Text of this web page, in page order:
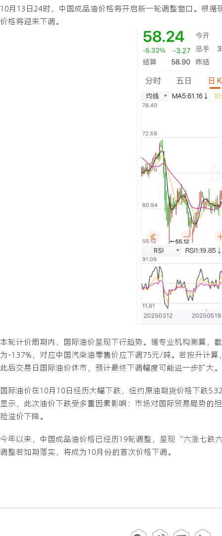
10月13日24时，中国成品油价格将开启新一轮调整窗口。根
价格将迎来下调。
本轮计价周期内，国际油价呈现下行趋势。据专业机构测算，
为-1.37%，对应中国汽柴油零售价应下调75元/吨。若按升计
此后交易日国际油价休市，预计最终下调幅度可能进一步扩大。
国际油价在10月10日经历大幅下跌，纽约原油期货价格下跌
显示，此次油价下跌受多重因素影响：市场对国际贸易局势的
险溢价下降。
今年以来，中国成品油价格已经历19轮调整，呈现“六涨七跌
调整若如期落实，将成为10月份的首次价格下调。